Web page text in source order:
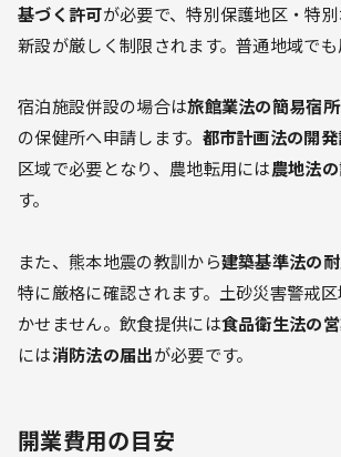
基づく許可が必要で、特別保護地区・特
新設が厳しく制限されます。普通地域でも
宿泊施設併設の場合は旅館業法の簡易宿
の保健所へ申請します。 都市計画法の開
区域で必要となり、農地転用には農地法
す。
また、熊本地震の教訓から建築基準法の
特に厳格に確認されます。土砂災害警戒
かせません。飲食提供には食品衛生法の
には消防法の届出が必要です。
開業費用の目安